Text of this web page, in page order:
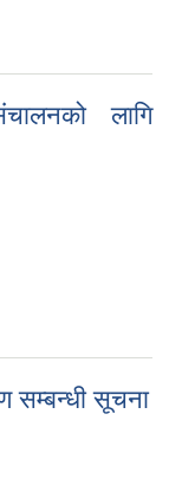
लागि
सम्बन्धी सूचना